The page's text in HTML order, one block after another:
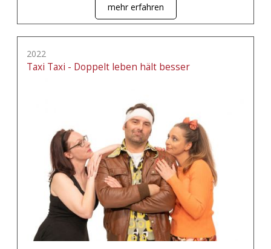
mehr erfahren
2022
Taxi Taxi - Doppelt leben hält besser